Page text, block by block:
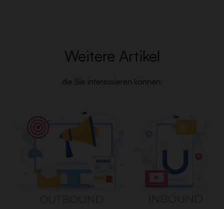
Weitere Artikel
die Sie interessieren können: